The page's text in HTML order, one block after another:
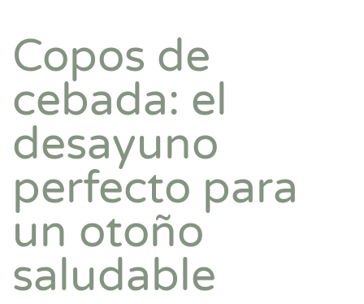
Copos de
cebada: el
desayuno
perfecto para
un otoño
saludable